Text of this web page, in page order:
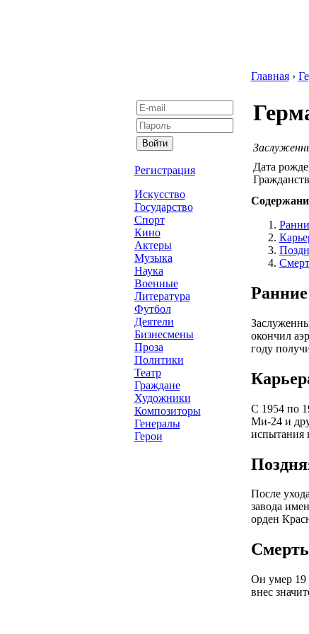
Регистрация
Искусство
Государство
Спорт
Кино
Актеры
Музыка
Наука
Военные
Литература
Футбол
Деятели
Бизнесмены
Проза
Политики
Театр
Граждане
Художники
Композиторы
Генералы
Герои
Главная›
Дата
окончил
году
С 1954 по
Ми-24 и
испытания
После
завода
орден
Он умер 19
внес